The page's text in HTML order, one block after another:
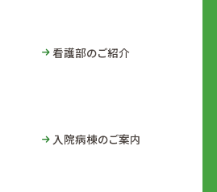
看護部のご紹介
入院病棟のご案内